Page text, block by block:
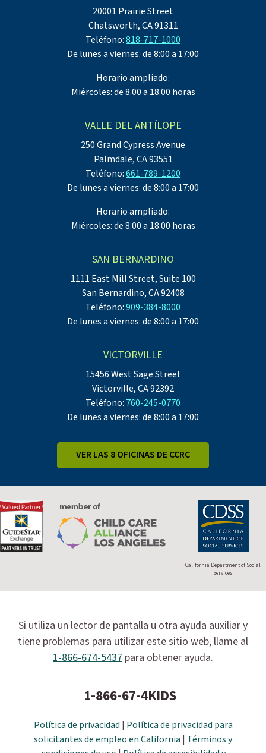
20001 Prairie Street
Chatsworth, CA 91311
Teléfono:818-717-1000
De lunes a viernes: de 8:00 a 17:00
Horario ampliado:
Miércoles: de 8.00 a 18.00 horas
VALLE DEL ANTÍLOPE
250 Grand Cypress Avenue
Palmdale, CA 93551
Teléfono:661-789-1200
De lunes a viernes: de 8:00 a 17:00
Horario ampliado:
Miércoles: de 8.00 a 18.00 horas
SAN BERNARDINO
1111 East Mill Street, Suite 100
San Bernardino, CA 92408
Teléfono:909-384-8000
De lunes a viernes: de 8:00 a 17:00
VICTORVILLE
15456 West Sage Street
Victorville, CA 92392
Teléfono: 760-245-0770
De lunes a viernes: de 8:00 a 17:00
VER LAS 8 OFICINAS DE CCRC
California Department of Social
Services
Si utiliza un lector de pantalla u otra ayuda auxiliar y
tiene problemas para utilizar este sitio web, llame al
1-866-674-5437 para obtener ayuda.
1-866-67-4KIDS
Política de privacidad | Política de privacidad para
solicitantes de empleo en California | Términos y